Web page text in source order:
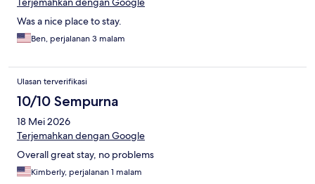
Was a nice place to stay.
Ben, perjalanan 3 malam
Ulasan terverifikasi
10/10 Sempurna
18 Mei 2026
Terjemahkan dengan Google
Overall great stay, no problems
Kimberly, perjalanan 1 malam